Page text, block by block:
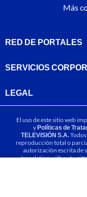
Más
RED DE PORTALES
SERVICIOS
LEGAL
El uso de este sitio web
yPolíticas de
TELEVISIÓN S.A.
reproducción total o
autorización escrita de
translation without